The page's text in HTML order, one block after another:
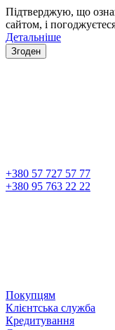
Підтверджую, що
сайтом, і
Детальніше
Згоден
+380 57 727 57 77
+380 95 763 22 22
Покупцям
Клієнтська служба
Кредитування